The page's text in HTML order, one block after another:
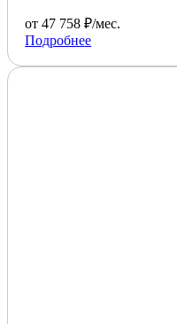
от 47 758 ₽/мес.
Подробнее